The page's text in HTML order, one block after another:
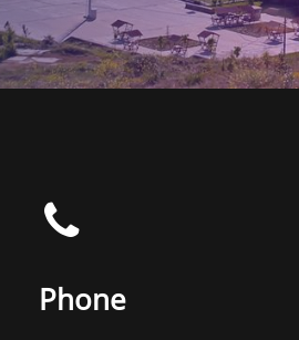
Phone